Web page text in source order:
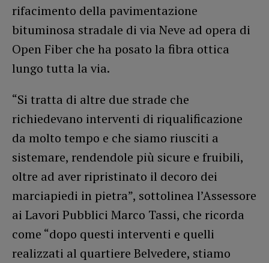
rifacimento della pavimentazione
bituminosa stradale di via Neve ad opera di
Open Fiber che ha posato la fibra ottica
lungo tutta la via.
“Si tratta di altre due strade che
richiedevano interventi di riqualificazione
da molto tempo e che siamo riusciti a
sistemare, rendendole più sicure e fruibili,
oltre ad aver ripristinato il decoro dei
marciapiedi in pietra”, sottolinea l’Assessore
ai Lavori Pubblici Marco Tassi, che ricorda
come “dopo questi interventi e quelli
realizzati al quartiere Belvedere, stiamo